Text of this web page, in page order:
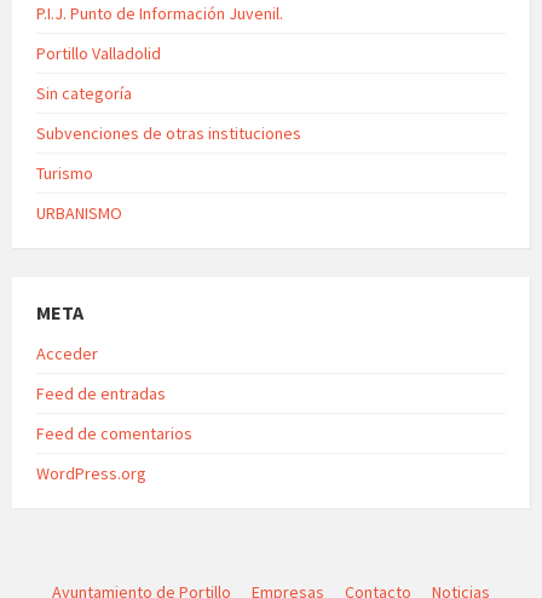
P.I.J. Punto de Información Juvenil.
Portillo Valladolid
Sin categoría
Subvenciones de otras instituciones
Turismo
URBANISMO
META
Acceder
Feed de entradas
Feed de comentarios
WordPress.org
Ayuntamiento de Portillo Empresas Contacto Noticias